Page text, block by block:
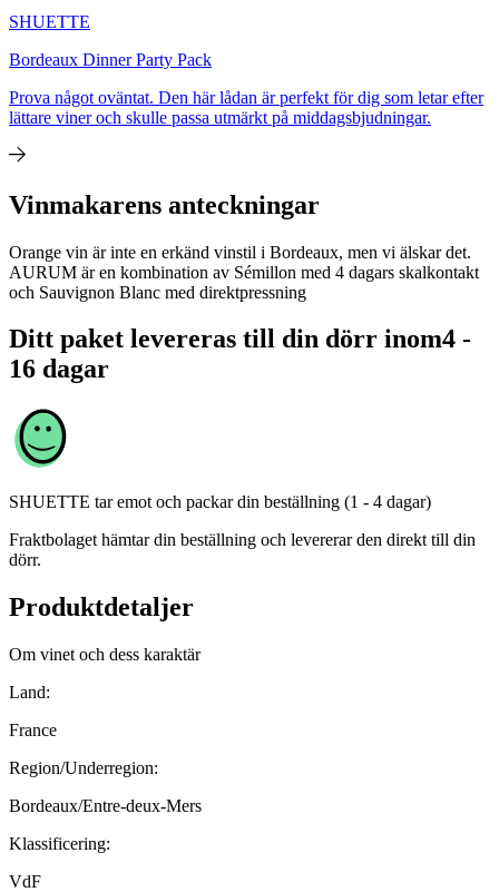
SHUETTE
Bordeaux Dinner Party Pack
Prova något oväntat. Den här lådan är perfekt för dig som letar efter
lättare viner och skulle passa utmärkt på middagsbjudningar.
Vinmakarens anteckningar
Orange vin är inte en erkänd vinstil i Bordeaux, men vi älskar det.
AURUM är en kombination av Sémillon med 4 dagars skalkontakt
och Sauvignon Blanc med direktpressning
Ditt paket levereras till din dörr inom4 -
16 dagar
SHUETTE tar emot och packar din beställning (1 - 4 dagar)
Fraktbolaget hämtar din beställning och levererar den direkt till din
dörr.
Produktdetaljer
Om vinet och dess karaktär
Land:
France
Region/Underregion:
Bordeaux/Entre-deux-Mers
Klassificering:
VdF